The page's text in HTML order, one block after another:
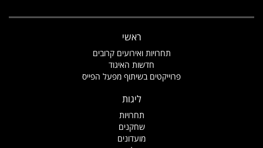
ראשי
תחרויות ואירועים קרובים
חדשות האיגוד
פרוייקטים בשיתוף מפעל הפייס
ליגות
תחרויות
שחקנים
מועדונים